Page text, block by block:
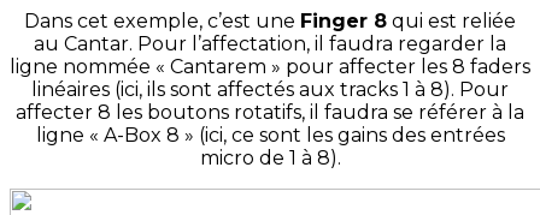
Dans cet exemple, c’est une Finger 8 qui est reliée
au Cantar. Pour l’affectation, il faudra regarder la
ligne nommée « Cantarem » pour affecter les 8 faders
linéaires (ici, ils sont affectés aux tracks 1 à 8). Pour
affecter 8 les boutons rotatifs, il faudra se référer à la
ligne « A-Box 8 » (ici, ce sont les gains des entrées
micro de 1 à 8).